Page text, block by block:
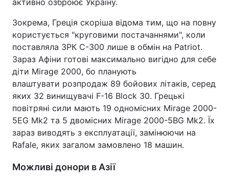
активно озброює Україну.
Зокрема, Греція скоріша відома тим, що на повну
користується "круговими постачаннями", коли
поставляла ЗРК С-300 лише в обмін на Patriot.
Зараз Афіни готові максимально вигідно для себе
діти Mirage 2000, бо планують
влаштувати розпродаж 89 бойових літаків, серед
яких 32 винищувачі F-16 Block 30. Грецькі
повітряні сили мають 19 одномісних Mirage 2000-
5EG Mk2 та 5 двомісних Mirage 2000-5BG Mk2. Їх
зараз виводять з експлуатації, замінюючи на
Rafale, яких загалом замовлено 18 машин.
Можливі донори в Азії